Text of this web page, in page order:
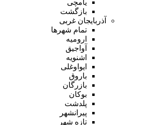
یامچی
بازگشت
آذربایجان غربی
تمام شهر‌ها
ارومیه
آواجیق
اشنویه
ایواوغلی
باروق
بازرگان
بوکان
پلدشت
پیرانشهر
تازه شهر